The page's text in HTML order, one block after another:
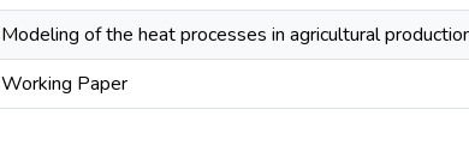
Мodeling of the heat processes in agricultural
Working Paper